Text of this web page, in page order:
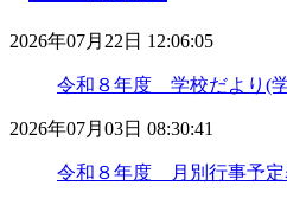
2026年07月22日 12:06:05
令和８年度 学校だより(
2026年07月03日 08:30:41
令和８年度 月別行事予定